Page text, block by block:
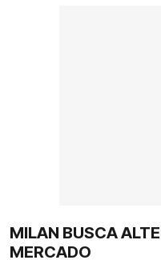
MILAN BUSCA
MERCADO